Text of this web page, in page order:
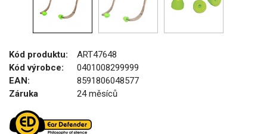
Kód produktu:
ART47648
Kód výrobce:
0401008299999
EAN:
8591806048577
Záruka
24 měsíců